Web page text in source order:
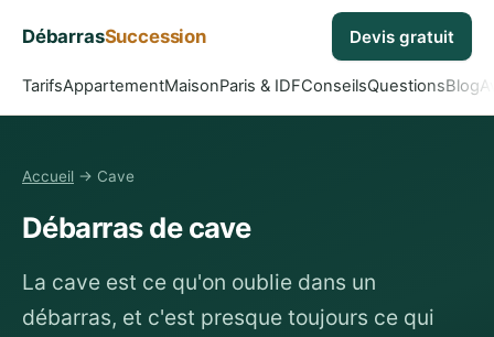
DébarrasSuccession
TarifsAppartementMaisonParis & IDFConseilsQuestionsBlog
Devis gratuit
Accueil → Cave
Débarras de cave
La cave est ce qu'on oublie dans un
débarras, et c'est presque toujours ce qui